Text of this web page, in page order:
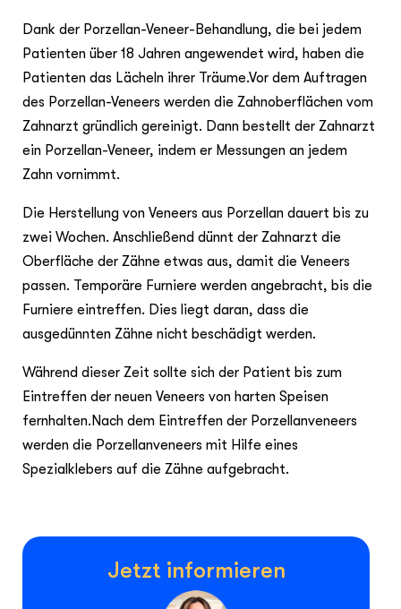
Dank der Porzellan-Veneer-Behandlung, die bei jedem
Patienten über 18 Jahren angewendet wird, haben die
Patienten das Lächeln ihrer Träume.Vor dem Auftragen
des Porzellan-Veneers werden die Zahnoberflächen vom
Zahnarzt gründlich gereinigt. Dann bestellt der Zahnarzt
ein Porzellan-Veneer, indem er Messungen an jedem
Zahn vornimmt.
Die Herstellung von Veneers aus Porzellan dauert bis zu
zwei Wochen. Anschließend dünnt der Zahnarzt die
Oberfläche der Zähne etwas aus, damit die Veneers
passen. Temporäre Furniere werden angebracht, bis die
Furniere eintreffen. Dies liegt daran, dass die
ausgedünnten Zähne nicht beschädigt werden.
Während dieser Zeit sollte sich der Patient bis zum
Eintreffen der neuen Veneers von harten Speisen
fernhalten.Nach dem Eintreffen der Porzellanveneers
werden die Porzellanveneers mit Hilfe eines
Spezialklebers auf die Zähne aufgebracht.
Jetzt informieren